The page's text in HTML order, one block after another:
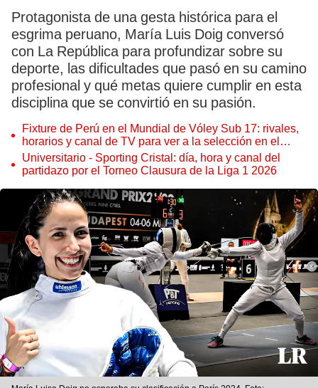
Protagonista de una gesta histórica para el
esgrima peruano, María Luis Doig conversó
con La República para profundizar sobre su
deporte, las dificultades que pasó en su camino
profesional y qué metas quiere cumplir en esta
disciplina que se convirtió en su pasión.
Fixture de Perú en el Mundial de Vóley Sub 17: rivales,
horarios y canal de TV para ver a la selección en el
torneo
Universitario - Sporting Cristal: día, hora y canal del
partidazo por el Torneo Clausura de la Liga 1 2026